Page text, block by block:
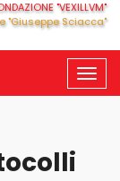
"VEXILLVM"
"Giuseppe Sciacca"